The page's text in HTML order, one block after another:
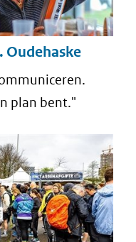
Oudehaske
plan bent."